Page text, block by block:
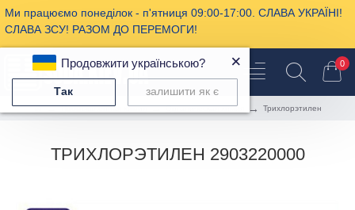
Ми працюємо понеділок - п'ятниця 09:00-17:00. СЛАВА УКРАЇНІ!
СЛАВА ЗСУ! РАЗОМ ДО ПЕРЕМОГИ!
0
Промышленная химия Органическая химия Трихлорэтилен
ТРИХЛОРЭТИЛЕН 2903220000
Продовжити українською? ×
Так залишити як є